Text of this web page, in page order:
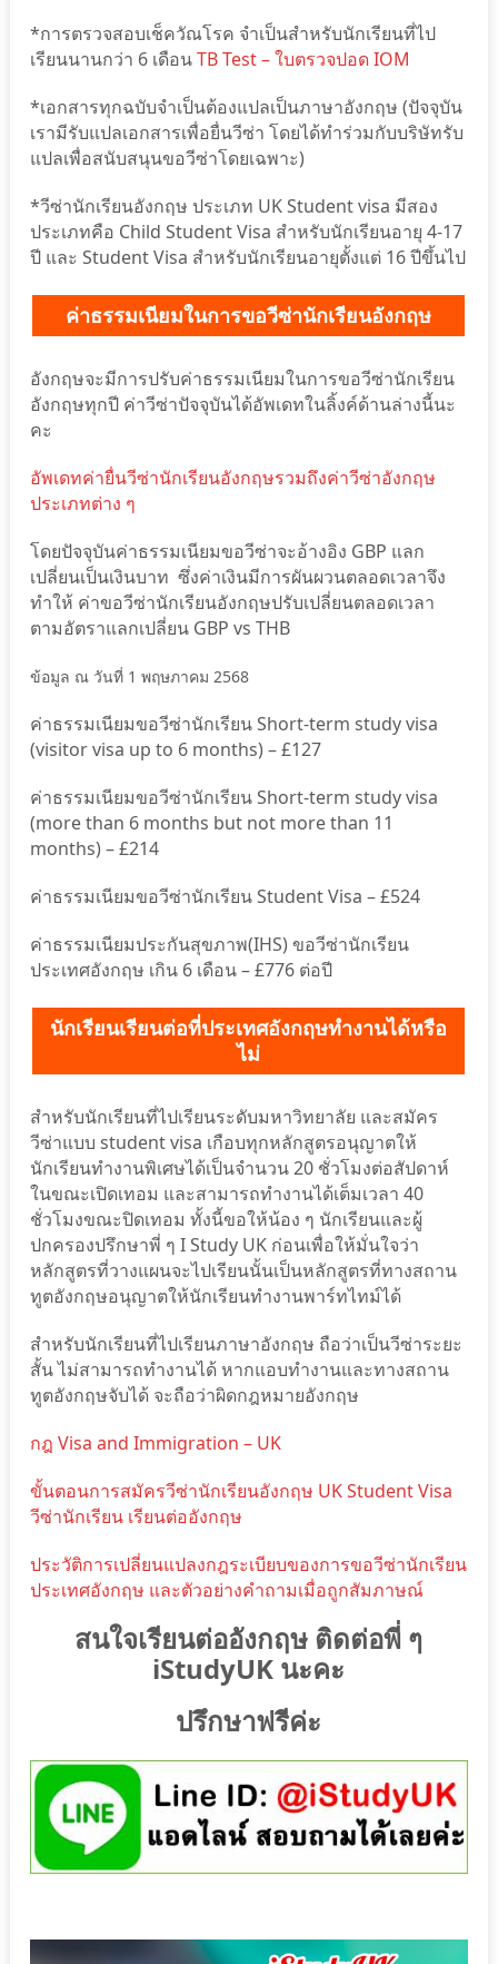
*การตรวจสอบเช็ควัณโรค จำเป็นสำหรับนักเรียนที่ไป
เรียนนานกว่า 6 เดือนTB Test – ใบตรวจปอด IOM
*เอกสารทุกฉบับจำเป็นต้องแปลเป็นภาษาอังกฤษ (ปัจจุบัน
เรามีรับแปลเอกสารเพื่อยื่นวีซ่า โดยได้ทำร่วมกับบริษัทรับ
แปลเพื่อสนับสนุนขอวีซ่าโดยเฉพาะ)
*วีซ่านักเรียนอังกฤษ ประเภท UK Student visa มีสอง
ประเภทคือ Child Student Visa สำหรับนักเรียนอายุ 4-17
ปี และ Student Visa สำหรับนักเรียนอายุตั้งแต่ 16 ปีขึ้นไป
ค่าธรรมเนียมในการขอวีซ่านักเรียนอังกฤษ
อังกฤษจะมีการปรับค่าธรรมเนียมในการขอวีซ่านักเรียน
อังกฤษทุกปี ค่าวีซ่าปัจจุบันได้อัพเดทในลิ้งค์ด้านล่างนี้นะ
คะ
อัพเดทค่ายื่นวีซ่านักเรียนอังกฤษรวมถึงค่าวีซ่าอังกฤษ
ประเภทต่าง ๆ
โดยปัจจุบันค่าธรรมเนียมขอวีซ่าจะอ้างอิง GBP แลก
เปลี่ยนเป็นเงินบาท ซึ่งค่าเงินมีการผันผวนตลอดเวลาจึง
ทำให้ ค่าขอวีซ่านักเรียนอังกฤษปรับเปลี่ยนตลอดเวลา
ตามอัตราแลกเปลี่ยน GBP vs THB
ข้อมูล ณ วันที่ 1 พฤษภาคม 2568
ค่าธรรมเนียมขอวีซ่านักเรียน Short-term study visa
(visitor visa up to 6 months) – £127
ค่าธรรมเนียมขอวีซ่านักเรียน Short-term study visa
(more than 6 months but not more than 11
months) – £214
ค่าธรรมเนียมขอวีซ่านักเรียน Student Visa – £524
ค่าธรรมเนียมประกันสุขภาพ(IHS) ขอวีซ่านักเรียน
ประเทศอังกฤษ เกิน 6 เดือน – £776 ต่อปี
นักเรียนเรียนต่อที่ประเทศอังกฤษทำงานได้หรือ
ไม่
สำหรับนักเรียนที่ไปเรียนระดับมหาวิทยาลัย และสมัคร
วีซ่าแบบ student visa เกือบทุกหลักสูตรอนุญาตให้
นักเรียนทำงานพิเศษได้เป็นจำนวน 20 ชั่วโมงต่อสัปดาห์
ในขณะเปิดเทอม และสามารถทำงานได้เต็มเวลา 40
ชั่วโมงขณะปิดเทอม ทั้งนี้ขอให้น้อง ๆ นักเรียนและผู้
ปกครองปรึกษาพี่ ๆ I Study UK ก่อนเพื่อให้มั่นใจว่า
หลักสูตรที่วางแผนจะไปเรียนนั้นเป็นหลักสูตรที่ทางสถาน
ทูตอังกฤษอนุญาตให้นักเรียนทำงานพาร์ทไทม์ได้
สำหรับนักเรียนที่ไปเรียนภาษาอังกฤษ ถือว่าเป็นวีซ่าระยะ
สั้น ไม่สามารถทำงานได้ หากแอบทำงานและทางสถาน
ทูตอังกฤษจับได้ จะถือว่าผิดกฎหมายอังกฤษ
กฎ Visa and Immigration – UK
ขั้นตอนการสมัครวีซ่านักเรียนอังกฤษ UK Student Visa
วีซ่านักเรียน เรียนต่ออังกฤษ
ประวัติการเปลี่ยนแปลงกฎระเบียบของการขอวีซ่านักเรียน
ประเทศอังกฤษ และตัวอย่างคำถามเมื่อถูกสัมภาษณ์
สนใจเรียนต่ออังกฤษ ติดต่อพี่ ๆ
iStudyUK นะคะ
ปรึกษาฟรีค่ะ